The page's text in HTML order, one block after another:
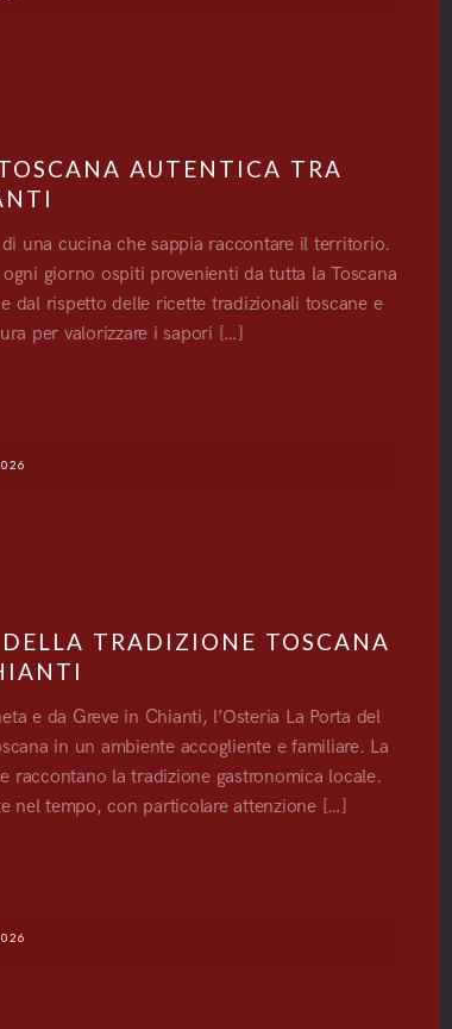
AUTENTICA TRA
una cucina che sappia raccontare il territorio.
giorno ospiti provenienti da tutta la Toscana
dal rispetto delle ricette tradizionali toscane e
per valorizzare i sapori […]
TRADIZIONE TOSCANA
e da Greve in Chianti, l’Osteria La Porta del
in un ambiente accogliente e familiare. La
raccontano la tradizione gastronomica locale.
nel tempo, con particolare attenzione […]